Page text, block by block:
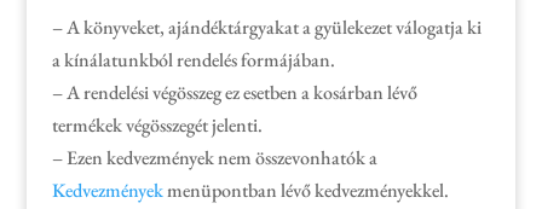
– A könyveket, ajándéktárgyakat a gyülekezet válogatja ki
a kínálatunkból rendelés formájában.
– A rendelési végösszeg ez esetben a kosárban lévő
termékek végösszegét jelenti.
– Ezen kedvezmények nem összevonhatók a
Kedvezményekmenüpontban lévő kedvezményekkel.